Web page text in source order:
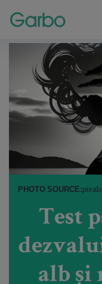
PHOTO SOURCE:
Test
alb și